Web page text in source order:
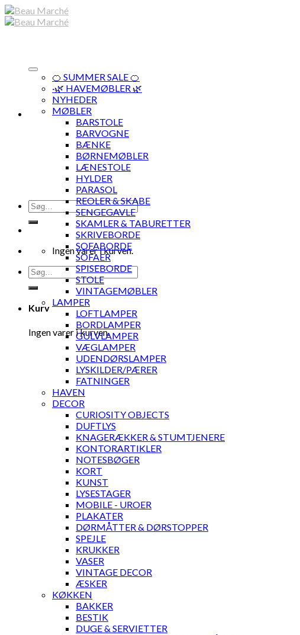
Skip
to
Søg
efter:
Ingen varer i kurven.
Søg
efter:
Kurv
Ingen varer i kurven.
🍊 SUMMER SALE 🍊
·🌿 HAVEMØBLER 🌿
NYHEDER
MØBLER
BARSTOLE
BARVOGNE
BÆNKE
BØRNEMØBLER
LÆNESTOLE
HYLDER
PARASOL
REOLER & SKABE
SENGEGAVLE
SKAMLER & TABURETTER
SKRIVEBORDE
SOFABORDE
SOFAER
SPISEBORDE
STOLE
VINTAGEMØBLER
LAMPER
LOFTLAMPER
BORDLAMPER
GULVLAMPER
VÆGLAMPER
UDENDØRSLAMPER
LYSKILDER/PÆRER
FATNINGER
HAVEN
DECOR
CURIOSITY OBJECTS
DUFTLYS
KNAGERÆKKER & STUMTJENERE
KONTORARTIKLER
NOTESBØGER
KORT
KUNST
LYSESTAGER
MOBILE - UROER
PLAKATER
DØRMÅTTER & DØRSTOPPER
SPEJLE
KRUKKER
VASER
VINTAGE DECOR
ÆSKER
KØKKEN
BAKKER
BESTIK
DUGE & SERVIETTER